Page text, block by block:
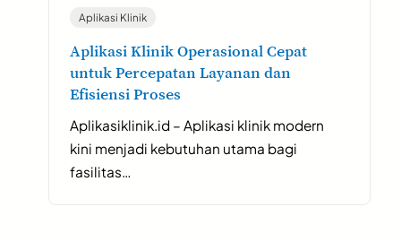
Aplikasi Klinik
Aplikasi Klinik Operasional Cepat
untuk Percepatan Layanan dan
Efisiensi Proses
Aplikasiklinik.id – Aplikasi klinik modern
kini menjadi kebutuhan utama bagi
fasilitas…